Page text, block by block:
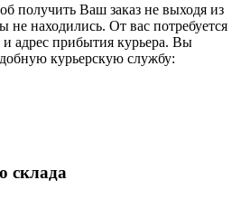
получить Ваш заказ не выходя из
не находились. От вас потребуется
и адрес прибытия курьера. Вы
курьерскую службу:
склада